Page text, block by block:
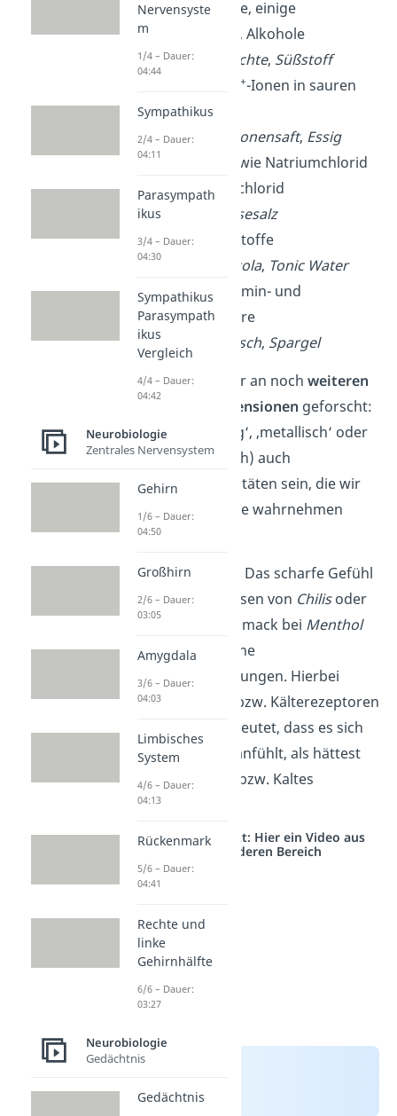
Kohlenhydrate, einige
Aminosäuren, Alkohole
Beispiele
Früchte, Süßstoff
+-Ionen in sauren
Lösungen
Beispiele:
Zitronensaft, Essig
salzig
: Salze, wie Natriumchlorid
oder Calciumchlorid
Beispiel:
Speisesalz
bitter: Bitterstoffe
Beispiele:
Rucola, Tonic Water
umami: Glutamin- und
Asparaginsäure
Beispiele:
Fleisch, Spargel
Aktuell wird sogar an noch weiteren
Geschmacksdimensionen geforscht:
So könnten ‚fettig‘, ‚metallisch‘ oder
‚alkalisch‘ (basisch) auch
Geschmacksqualitäten sein, die wir
mit unserer Zunge wahrnehmen
können.
Aber aufgepasst
: Das scharfe Gefühl
im Mund beim Essen von Chilisoder
der frische Geschmack bei Menthol
sind dagegen keine
Geschmacksrichtungen. Hierbei
werden Wärme- bzw. Kälterezeptoren
aktiviert. Das bedeutet, dass es sich
für deine Zunge anfühlt, als hättest
du etwas Heißes bzw. Kaltes
gegessen.
Studyflix vernetzt: Hier ein Video aus
einem anderen Bereich
Nervensyste
m
1/4 – Dauer:
04:44
Sympathikus
2/4 – Dauer:
04:11
Parasympath
ikus
3/4 – Dauer:
04:30
Sympathikus
Parasympath
ikus
Vergleich
4/4 – Dauer:
04:42
Neurobiologie
Zentrales Nervensystem
Gehirn
1/6 – Dauer:
04:50
Großhirn
2/6 – Dauer:
03:05
Amygdala
3/6 – Dauer:
04:03
Limbisches
System
4/6 – Dauer:
04:13
Rückenmark
5/6 – Dauer:
04:41
Rechte und
linke
Gehirnhälfte
6/6 – Dauer:
03:27
Neurobiologie
Gedächtnis
Gedächtnis